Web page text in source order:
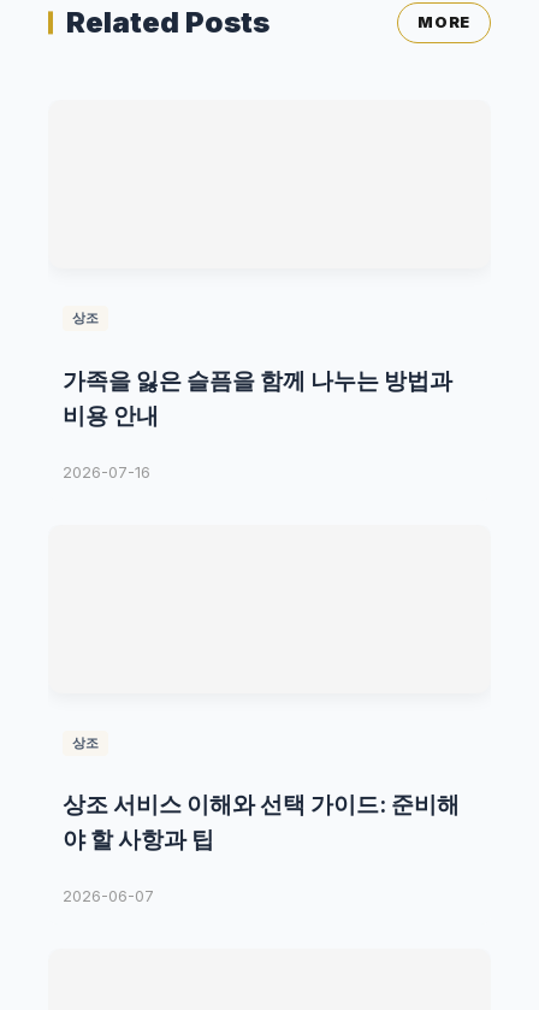
Related Posts MORE
상조
가족을 잃은 슬픔을 함께 나누는 방법과
비용 안내
2026-07-16
상조
상조 서비스 이해와 선택 가이드: 준비해
야 할 사항과 팁
2026-06-07